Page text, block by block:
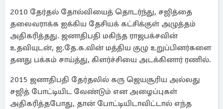
2010 தேர்தல் தோல்வியைத் தொடர்ந்து, சஜித்தை
தலைவராக்க ஐக்கிய தேசியக் கட்சிக்குள் அழுத்தம்
அதிகரித்தது. ஜனாதிபதி மகிந்த ராஜபக்சவின்
உதவியுடன், ஐ.தே.க.வின் மத்திய குழு உறுப்பினர்களை
தனது பக்கம் சாய்த்து, கிளர்ச்சியை அடக்கினார் ரணில்.
2015 ஜனாதிபதி தேர்தலில் கரு ஜெயசூரிய அல்லது
சஜித் போட்டியிட வேண்டும் என அழைப்புகள்
அதிகரித்தபோது, ​​தான் போட்டியிடாவிட்டால் எந்த